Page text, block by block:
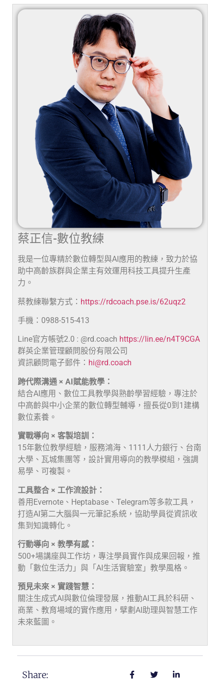
蔡正信-數位教練
我是一位專精於數位轉型與AI應用的教練，致力於協
助中高齡族群與企業主有效運用科技工具提升生產
力。
蔡教練聯繫方式： https://rdcoach.pse.is/62uqz2
手機：0988-515-413
Line官方帳號2.0 : @rd.coach https://lin.ee/n4T9CGA
群英企業管理顧問股份有限公司
資訊顧問電子郵件： hi@rd.coach
跨代際溝通 × AI賦能教學：
結合AI應用、數位工具教學與熟齡學習經驗，專注於
中高齡與中小企業的數位轉型輔導，擅長從0到1建構
數位素養。
實戰導向 × 客製培訓：
15年數位教學經驗，服務鴻海、1111人力銀行、台南
大學、瓦城集團等，設計實用導向的教學模組，強調
易學、可複製。
工具整合 × 工作流設計：
善用Evernote、Heptabase、Telegram等多款工具，
打造AI第二大腦與一元筆記系統，協助學員從資訊收
集到知識轉化。
行動導向 × 教學有感：
500+場講座與工作坊，專注學員實作與成果回報，推
動「數位生活力」與「AI生活實驗室」教學風格。
預見未來 × 實踐智慧：
關注生成式AI與數位倫理發展，推動AI工具於科研、
商業、教育場域的實作應用，擘劃AI助理與智慧工作
未來藍圖。
Share: